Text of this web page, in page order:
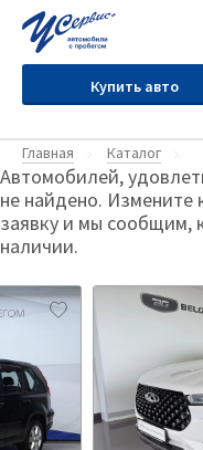
Купить авто
Главная Каталог
Автомобилей,
не найдено. Измените
заявку и мы сообщим,
наличии.